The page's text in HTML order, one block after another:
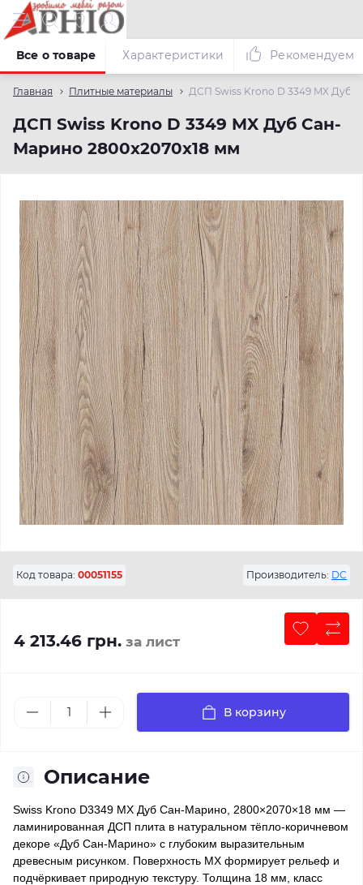
Главная Плитные материалы ДСП Swiss Krono D 3349 MX Дуб
ДСП Swiss Krono D 3349 MX Дуб Сан-
Марино 2800х2070х18 мм
Все о товаре Характеристики Рекомендуем
Код товара: 00051155 Производитель: DC
4 213.46 грн. за лист
В корзину
Описание
Swiss Krono D3349 MX Дуб Сан-Марино, 2800×2070×18 мм —
ламинированная ДСП плита в натуральном тёпло-коричневом
декоре «Дуб Сан-Марино» с глубоким выразительным
древесным рисунком. Поверхность MX формирует рельеф и
подчёркивает природную текстуру. Толщина 18 мм, класс